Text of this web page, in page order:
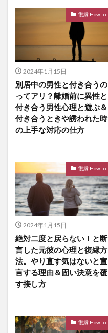
復縁 How to
2024年1月15日
別居中の男性と付き合うの
ってアリ？離婚前に異性と
付き合う男性心理と遊ぶ＆
付き合うときや誘われた時
の上手な対応の仕方
復縁 How to
2024年1月15日
絶対二度と戻らない！と断
言した元彼の心理と復縁方
法。やり直す気はないと宣
言する理由＆固い決意を覆
す接し方
復縁 How to